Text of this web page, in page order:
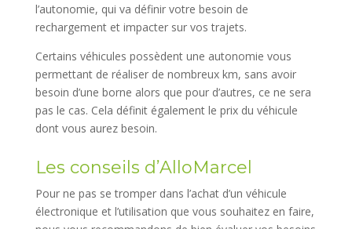
l’autonomie, qui va définir votre besoin de
rechargement et impacter sur vos trajets.
Certains véhicules possèdent une autonomie vous
permettant de réaliser de nombreux km, sans avoir
besoin d’une borne alors que pour d’autres, ce ne sera
pas le cas. Cela définit également le prix du véhicule
dont vous aurez besoin.
Les conseils d’AlloMarcel
Pour ne pas se tromper dans l’achat d’un véhicule
électronique et l’utilisation que vous souhaitez en faire,